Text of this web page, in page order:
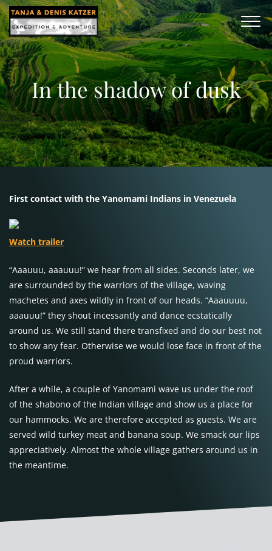
In the shadow of dusk
First contact with the Yanomami Indians in Venezuela
Watch trailer
“Aaauuu, aaauuu!” we hear from all sides. Seconds later, we
are surrounded by the warriors of the village, waving
machetes and axes wildly in front of our heads. “Aaauuuu,
aaauuu!” they shout incessantly and dance ecstatically
around us. We still stand there transfixed and do our best not
to show any fear. Otherwise we would lose face in front of the
proud warriors.
After a while, a couple of Yanomami wave us under the roof
of the shabono of the Indian village and show us a place for
our hammocks. We are therefore accepted as guests. We are
served wild turkey meat and banana soup. We smack our lips
appreciatively. Almost the whole village gathers around us in
the meantime.